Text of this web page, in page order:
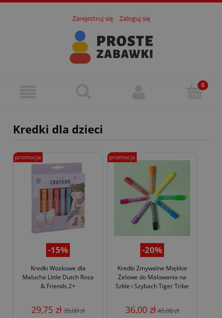
Zarejestruj się Zaloguj się
Kredki dla dzieci
-15%
Kredki Woskowe dla
Malucha Little Dutch Rosa
& Friends 2+
29,75 zł35,00 zł
promocja
-20%
Kredki Zmywalne Miękkie
Żelowe do Malowania na
Szkle i Szybach Tiger Tribe
36,00 zł45,00 zł
promocja